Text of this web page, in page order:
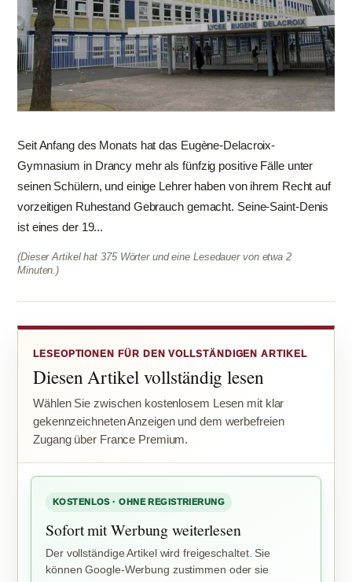
Seit Anfang des Monats hat das Eugène-Delacroix-
Gymnasium in Drancy mehr als fünfzig positive Fälle unter
seinen Schülern, und einige Lehrer haben von ihrem Recht auf
vorzeitigen Ruhestand Gebrauch gemacht. Seine-Saint-Denis
ist eines der 19...
(Dieser Artikel hat 375 Wörter und eine Lesedauer von etwa 2
Minuten.)
LESEOPTIONEN FÜR DEN VOLLSTÄNDIGEN ARTIKEL
Diesen Artikel vollständig lesen
Wählen Sie zwischen kostenlosem Lesen mit klar
gekennzeichneten Anzeigen und dem werbefreien
Zugang über France Premium.
KOSTENLOS · OHNE REGISTRIERUNG
Sofort mit Werbung weiterlesen
Der vollständige Artikel wird freigeschaltet. Sie
können Google-Werbung zustimmen oder sie